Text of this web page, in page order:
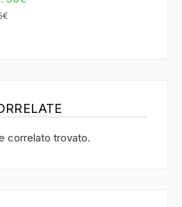
correlato trovato.